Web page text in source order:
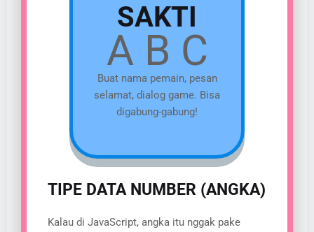
SAKTI
A B C
Buat nama pemain, pesan
selamat, dialog game. Bisa
digabung-gabung!
TIPE DATA NUMBER (ANGKA)
Kalau di JavaScript, angka itu nggak pake